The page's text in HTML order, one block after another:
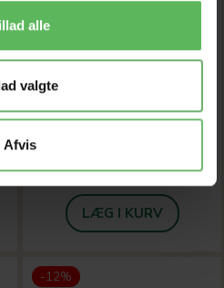
alle
valgte
Afvis
110,00 DKK
Du sparer:
Tilbud udløber 08/08/2026
Model/varenr.: Liquid 5stk
LÆG I KURV
-12%